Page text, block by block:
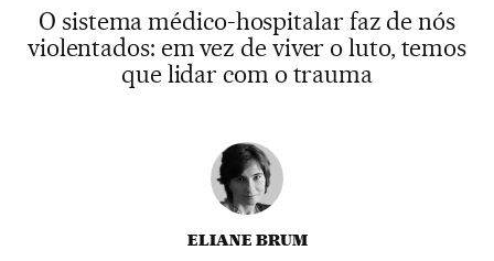
O sistema médico-hospitalar faz de nós
violentados: em vez de viver o luto, temos
que lidar com o trauma
ELIANE BRUM